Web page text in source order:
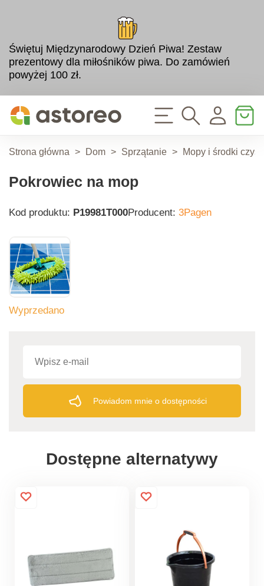
Świętuj Międzynarodowy Dzień Piwa! Zestaw
prezentowy dla miłośników piwa. Do zamówień
powyżej 100 zł.
Strona główna > Dom > Sprzątanie > Mopy i środki
Pokrowiec na mop
Kod produktu: P19981T000Producent: 3Pagen
Wyprzedano
Powiadom mnie o dostępności
Dostępne alternatywy